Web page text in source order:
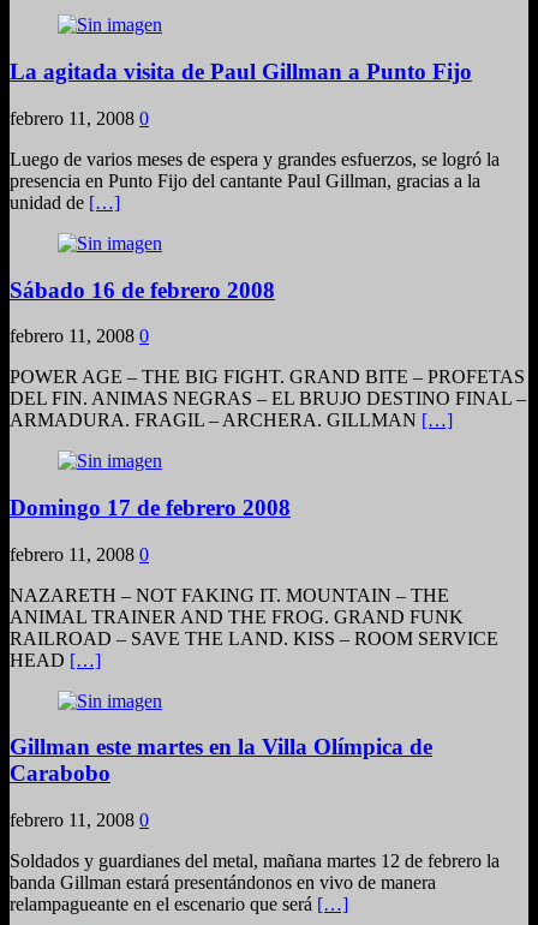
La agitada visita de Paul Gillman a Punto Fijo
febrero 11, 2008 0
Luego de varios meses de espera y grandes esfuerzos, se logró la
presencia en Punto Fijo del cantante Paul Gillman, gracias a la
unidad de […]
Sábado 16 de febrero 2008
febrero 11, 2008 0
POWER AGE – THE BIG FIGHT. GRAND BITE – PROFETAS
DEL FIN. ANIMAS NEGRAS – EL BRUJO DESTINO FINAL –
ARMADURA. FRAGIL – ARCHERA. GILLMAN […]
Domingo 17 de febrero 2008
febrero 11, 2008 0
NAZARETH – NOT FAKING IT. MOUNTAIN – THE
ANIMAL TRAINER AND THE FROG. GRAND FUNK
RAILROAD – SAVE THE LAND. KISS – ROOM SERVICE
HEAD […]
Gillman este martes en la Villa Olímpica de
Carabobo
febrero 11, 2008 0
Soldados y guardianes del metal, mañana martes 12 de febrero la
banda Gillman estará presentándonos en vivo de manera
relampagueante en el escenario que será […]